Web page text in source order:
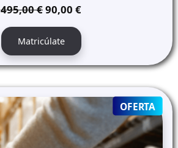
495,00€El
precio
original
era:
495,00 €.
90,00 €El
actual
90,00 €.
Matricúlate
OFERTA
ON